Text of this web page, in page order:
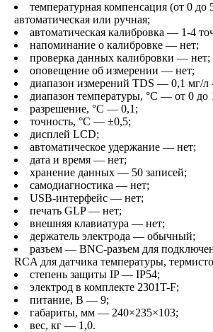
температурная компенсация (от 0
автоматическая или ручная;
автоматическая калибровка — 1-4
напоминание о калибровке — нет;
проверка данных калибровки — нет;
оповещение об измерении — нет;
диапазон измерений TDS — 0,1 мг/л
диапазон температуры, °С — от 0 до
разрешение, °С — 0,1;
точность, °С — ±0,5;
дисплей LCD;
автоматическое удержание — нет;
дата и время — нет;
хранение данных — 50 записей;
самодиагностика — нет;
USB-интерфейс — нет;
печать GLP — нет;
внешняя клавиатура — нет;
держатель электрода — обычный;
разъем — BNC-разъем для
RCA для датчика температуры,
степень защиты IP — IP54;
электрод в комплекте 2301T-F;
питание, В — 9;
габариты, мм — 240×235×103;
вес, кг — 1,0.